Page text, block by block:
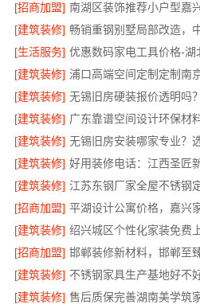
[招商加盟] 南湖区装饰推荐小户型嘉
[建筑装修]
[生活服务]
[建筑装修] 浦口高端空间定制定制南
[建筑装修]
[建筑装修] 广东靠谱空间设计环保材
[建筑装修]
[建筑装修] 好用装修电话：江西圣匠
[建筑装修] 江苏东钢厂家全屋不锈钢
[招商加盟] 平湖设计公寓价格，嘉兴
[建筑装修]
[招商加盟]
[建筑装修]
[建筑装修] 售后质保完善湖南美学筑